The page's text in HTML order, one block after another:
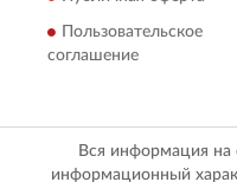
Пользовательское
соглашение
Вся информация на
информационный